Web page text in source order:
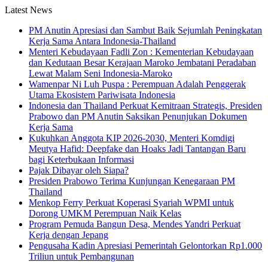
Latest News
PM Anutin Apresiasi dan Sambut Baik Sejumlah Peningkatan
Kerja Sama Antara Indonesia-Thailand
Menteri Kebudayaan Fadli Zon : Kementerian Kebudayaan
dan Kedutaan Besar Kerajaan Maroko Jembatani Peradaban
Lewat Malam Seni Indonesia-Maroko
Wamenpar Ni Luh Puspa : Perempuan Adalah Penggerak
Utama Ekosistem Pariwisata Indonesia
Indonesia dan Thailand Perkuat Kemitraan Strategis, Presiden
Prabowo dan PM Anutin Saksikan Penunjukan Dokumen
Kerja Sama
Kukuhkan Anggota KIP 2026-2030, Menteri Komdigi
Meutya Hafid: Deepfake dan Hoaks Jadi Tantangan Baru
bagi Keterbukaan Informasi
Pajak Dibayar oleh Siapa?
Presiden Prabowo Terima Kunjungan Kenegaraan PM
Thailand
Menkop Ferry Perkuat Koperasi Syariah WPMI untuk
Dorong UMKM Perempuan Naik Kelas
Program Pemuda Bangun Desa, Mendes Yandri Perkuat
Kerja dengan Jepang
Pengusaha Kadin Apresiasi Pemerintah Gelontorkan Rp1.000
Triliun untuk Pembangunan